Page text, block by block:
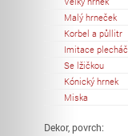
Malý hrneček
Korbel a půllitr
Imitace
Se lžičkou
Kónický hrnek
Miska
Dekor, povrch: